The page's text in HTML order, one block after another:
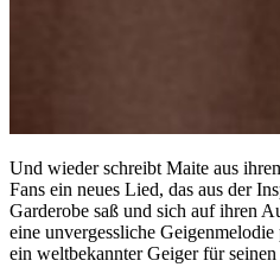
Und wieder schreibt Maite aus
Fans ein neues Lied, das aus der
Garderobe saß und sich auf ihren
eine unvergessliche
ein weltbekannter Geiger für